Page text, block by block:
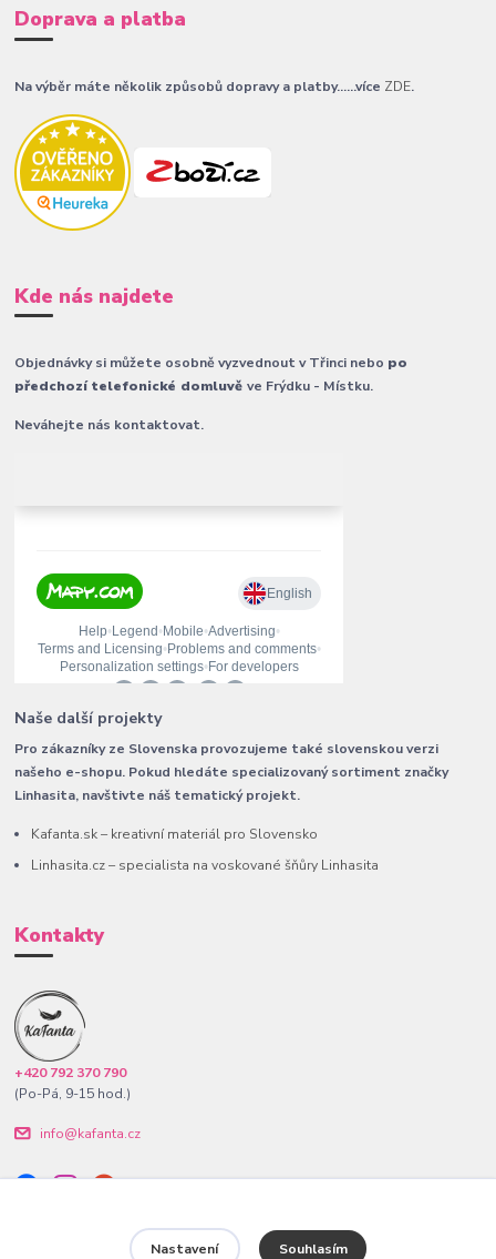
Doprava a platba
Na výběr máte několik způsobů dopravy a platby......více ZDE.
Kde nás najdete
Objednávky si můžete osobně vyzvednout v Třinci nebo po
předchozí telefonické domluvěve Frýdku - Místku.
Neváhejte nás kontaktovat.
Naše další projekty
Pro zákazníky ze Slovenska provozujeme také slovenskou verzi
našeho e-shopu. Pokud hledáte specializovaný sortiment značky
Linhasita, navštivte náš tematický projekt.
Kafanta.sk – kreativní materiál pro Slovensko
Linhasita.cz – specialista na voskované šňůry Linhasita
Kontakty
+420 792 370 790
(Po-Pá, 9-15 hod.)
info@kafanta.cz
Nastavení Souhlasím